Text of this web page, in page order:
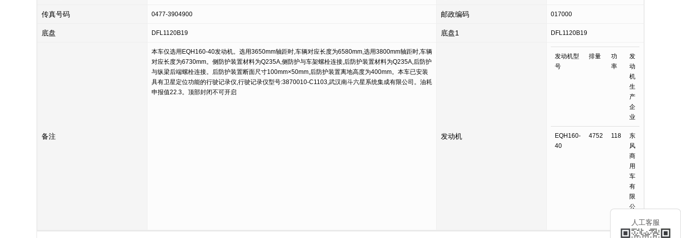
传真号码 0477-3904900 邮政编码 017000
底盘 DFL1120B19 底盘1 DFL1120B19
备注
本车仅选用EQH160-40发动机。选用3650mm轴距时,车辆对应长度为6580mm,选用3800mm轴距时,车辆
对应长度为6730mm。侧防护装置材料为Q235A,侧防护与车架螺栓连接,后防护装置材料为Q235A,后防护
与纵梁后端螺栓连接。后防护装置断面尺寸100mm×50mm,后防护装置离地高度为400mm。本车已安装
具有卫星定位功能的行驶记录仪,行驶记录仪型号:3870010-C1103,武汉南斗六星系统集成有限公司。油耗
申报值22.3。顶部封闭不可开启
发动机
发动机型
号
排量
功
率
发
动
机
生
产
企
业
EQH160-
40
4752 118
东
风
商
用
车
有
限
公
人工客服